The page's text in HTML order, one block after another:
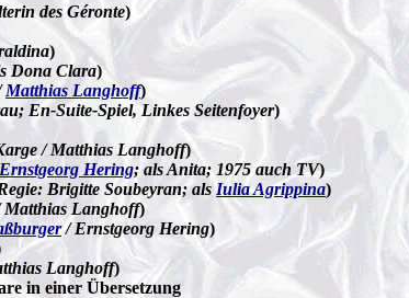
des Géronte)
)
Dona Clara)
Matthias Langhoff)
En-Suite-Spiel, Linkes Seitenfoyer)
/ Matthias Langhoff)
Ernstgeorg Hering; als Anita; 1975 auch TV)
Brigitte Soubeyran; als Iulia Agrippina)
Matthias Langhoff)
/ Ernstgeorg Hering)
Langhoff)
in einer Übersetzung